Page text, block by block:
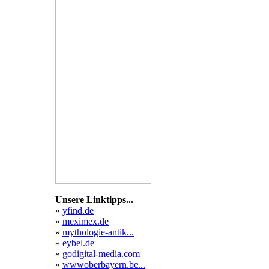
Unsere Linktipps...
» yfind.de
» meximex.de
» mythologie-antik...
» eybel.de
» godigital-media.com
» wwwoberbayern.be...